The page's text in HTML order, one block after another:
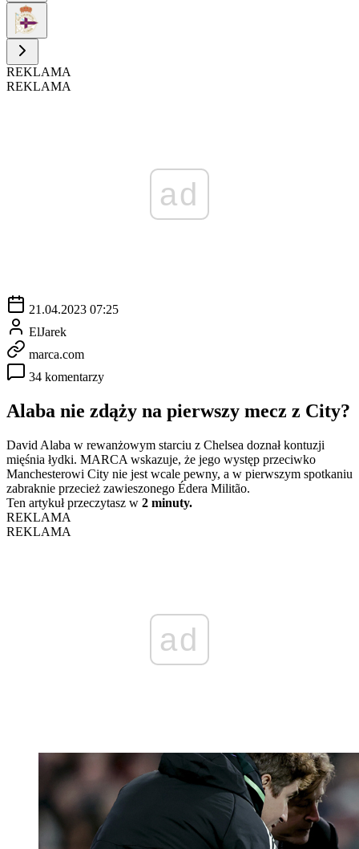
REKLAMA
REKLAMA
ad
21.04.2023 07:25
ElJarek
marca.com
34 komentarzy
Alaba nie zdąży na pierwszy mecz z City?
David Alaba w rewanżowym starciu z Chelsea doznał kontuzji
mięśnia łydki. MARCA wskazuje, że jego występ przeciwko
Manchesterowi City nie jest wcale pewny, a w pierwszym spotkaniu
zabraknie przecież zawieszonego Édera Militão.
Ten artykuł przeczytasz w 2 minuty.
REKLAMA
REKLAMA
ad